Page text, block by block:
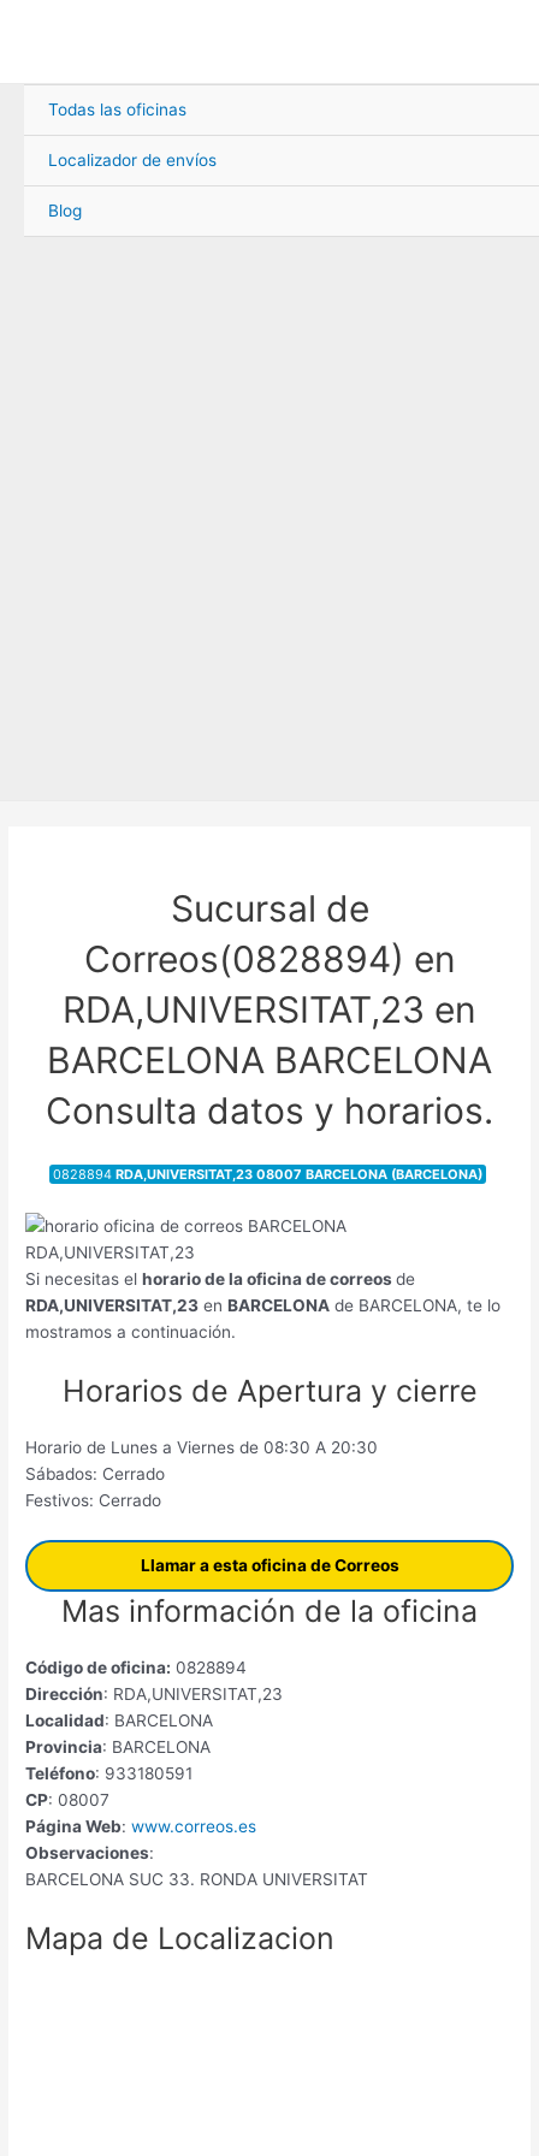
Todas las oficinas
Localizador de envíos
Blog
Sucursal de
Correos(0828894) en
RDA,UNIVERSITAT,23 en
BARCELONA BARCELONA
Consulta datos y horarios.
0828894 RDA,UNIVERSITAT,23 08007 BARCELONA (BARCELONA)
Si necesitas elhorario de la oficina de correosde
RDA,UNIVERSITAT,23 enBARCELONA de BARCELONA, te lo
mostramos a continuación.
Horarios de Apertura y cierre
Horario de Lunes a Viernes de 08:30 A 20:30
Sábados: Cerrado
Festivos: Cerrado
Llamar a esta oficina de Correos
Mas información de la oficina
Código de oficina: 0828894
Dirección: RDA,UNIVERSITAT,23
Localidad: BARCELONA
Provincia: BARCELONA
Teléfono: 933180591
CP: 08007
Página Web: www.correos.es
Observaciones:
BARCELONA SUC 33. RONDA UNIVERSITAT
Mapa de Localizacion